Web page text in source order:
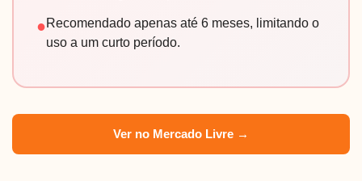
●Recomendado apenas até 6 meses, limitando o
uso a um curto período.
Ver no Mercado Livre →